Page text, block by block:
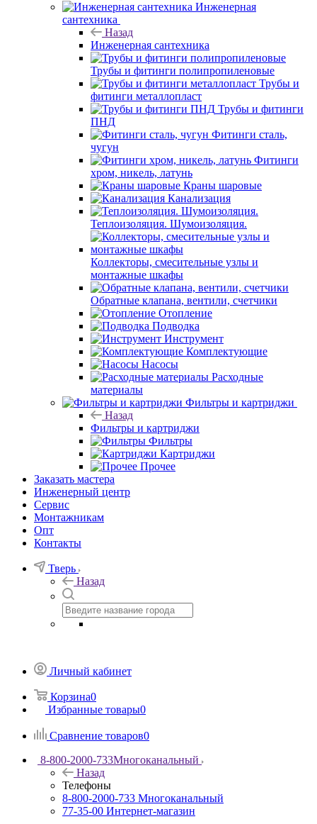
Инженерная
сантехника
Назад
Инженерная сантехника
Трубы и фитинги полипропиленовые
Трубы и
фитинги металлопласт
Трубы и фитинги
ПНД
Фитинги сталь,
чугун
Фитинги
хром, никель, латунь
Краны шаровые
Канализация
Теплоизоляция. Шумоизоляция.
Коллекторы, смесительные узлы и
монтажные шкафы
Обратные клапана, вентили, счетчики
Отопление
Подводка
Инструмент
Комплектующие
Насосы
Расходные
материалы
Фильтры и картриджи
Назад
Фильтры и картриджи
Фильтры
Картриджи
Прочее
Заказать мастера
Инженерный центр
Сервис
Монтажникам
Опт
Контакты
Тверь
Назад
Личный кабинет
Корзина0
Избранные товары0
Сравнение товаров0
8-800-2000-733Многоканальный
Назад
Телефоны
8-800-2000-733 Многоканальный
77-35-00 Интернет-магазин